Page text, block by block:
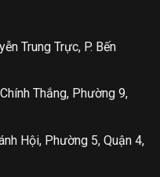
Trung Trực, P. Bến
Thắng, Phường 9,
Hội, Phường 5, Quận 4,